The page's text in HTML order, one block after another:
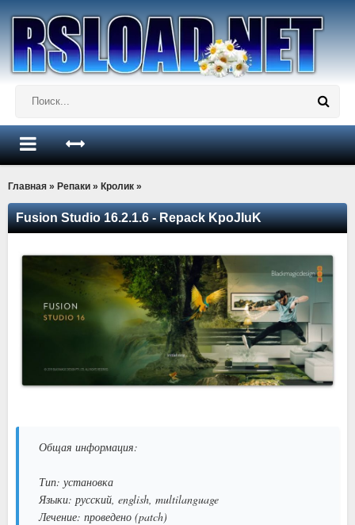
Главная » Репаки » Кролик »
Fusion Studio 16.2.1.6 - Repack KpoJIuK
Общая информация:
Тип: установка
Языки: русский, english, multilanguage
Лечение: проведено (patch)